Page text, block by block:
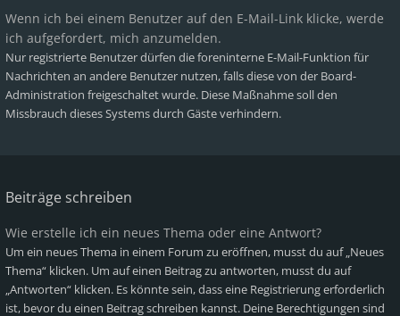
Wenn ich bei einem Benutzer auf den E-Mail-Link klicke, werde
ich aufgefordert, mich anzumelden.
Nur registrierte Benutzer dürfen die foreninterne E-Mail-Funktion für
Nachrichten an andere Benutzer nutzen, falls diese von der Board-
Administration freigeschaltet wurde. Diese Maßnahme soll den
Missbrauch dieses Systems durch Gäste verhindern.
Beiträge schreiben
Wie erstelle ich ein neues Thema oder eine Antwort?
Um ein neues Thema in einem Forum zu eröffnen, musst du auf „Neues
Thema“ klicken. Um auf einen Beitrag zu antworten, musst du auf
„Antworten“ klicken. Es könnte sein, dass eine Registrierung erforderlich
ist, bevor du einen Beitrag schreiben kannst. Deine Berechtigungen sind